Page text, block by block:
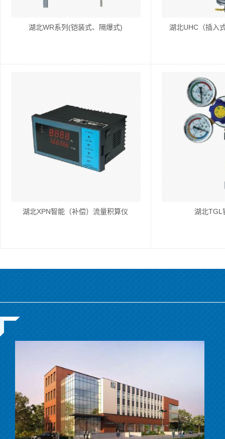
湖北WR系列(铠装式、隔爆式) 湖北UHC（插入
湖北XPN智能（补偿）流量积算仪 湖北TGL